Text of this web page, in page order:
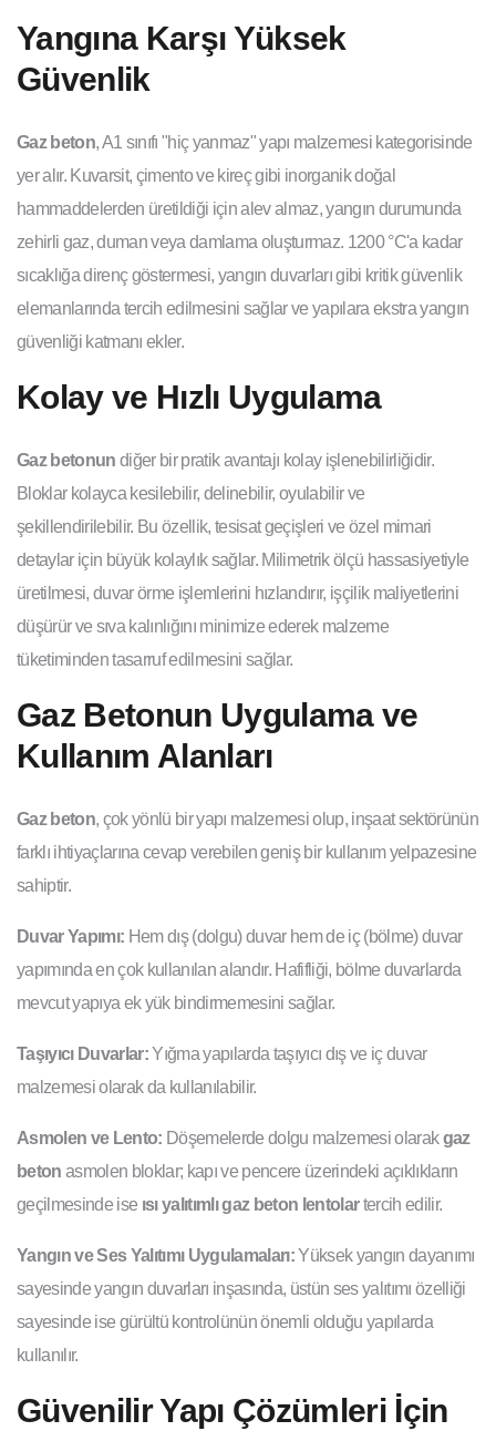
Yangına Karşı Yüksek
Güvenlik
Gaz beton, A1 sınıfı "hiç yanmaz" yapı malzemesi kategorisinde
yer alır. Kuvarsit, çimento ve kireç gibi inorganik doğal
hammaddelerden üretildiği için alev almaz, yangın durumunda
zehirli gaz, duman veya damlama oluşturmaz. 1200 °C'a kadar
sıcaklığa direnç göstermesi, yangın duvarları gibi kritik güvenlik
elemanlarında tercih edilmesini sağlar ve yapılara ekstra yangın
güvenliği katmanı ekler.
Kolay ve Hızlı Uygulama
Gaz betonun diğer bir pratik avantajı kolay işlenebilirliğidir.
Bloklar kolayca kesilebilir, delinebilir, oyulabilir ve
şekillendirilebilir. Bu özellik, tesisat geçişleri ve özel mimari
detaylar için büyük kolaylık sağlar. Milimetrik ölçü hassasiyetiyle
üretilmesi, duvar örme işlemlerini hızlandırır, işçilik maliyetlerini
düşürür ve sıva kalınlığını minimize ederek malzeme
tüketiminden tasarruf edilmesini sağlar.
Gaz Betonun Uygulama ve
Kullanım Alanları
Gaz beton, çok yönlü bir yapı malzemesi olup, inşaat sektörünün
farklı ihtiyaçlarına cevap verebilen geniş bir kullanım yelpazesine
sahiptir.
Duvar Yapımı: Hem dış (dolgu) duvar hem de iç (bölme) duvar
yapımında en çok kullanılan alandır. Hafifliği, bölme duvarlarda
mevcut yapıya ek yük bindirmemesini sağlar.
Taşıyıcı Duvarlar:Yığma yapılarda taşıyıcı dış ve iç duvar
malzemesi olarak da kullanılabilir.
Asmolen ve Lento: Döşemelerde dolgu malzemesi olarakgaz
betonasmolen bloklar; kapı ve pencere üzerindeki açıklıkların
geçilmesinde ise ısı yalıtımlı gaz beton lentolartercih edilir.
Yangın ve Ses Yalıtımı Uygulamaları:Yüksek yangın dayanımı
sayesinde yangın duvarları inşasında, üstün ses yalıtımı özelliği
sayesinde ise gürültü kontrolünün önemli olduğu yapılarda
kullanılır.
Güvenilir Yapı Çözümleri İçin